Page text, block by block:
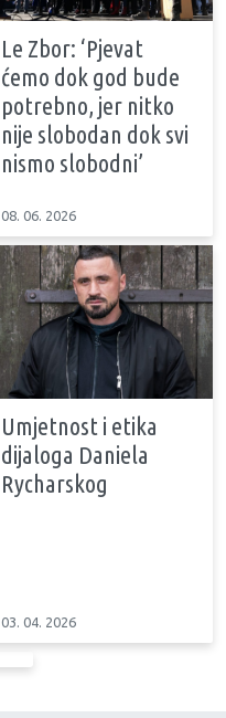
Le Zbor: ‘Pjevat
ćemo dok god bude
potrebno, jer nitko
nije slobodan dok svi
nismo slobodni’
08. 06. 2026
Umjetnost i etika
dijaloga Daniela
Rycharskog
03. 04. 2026